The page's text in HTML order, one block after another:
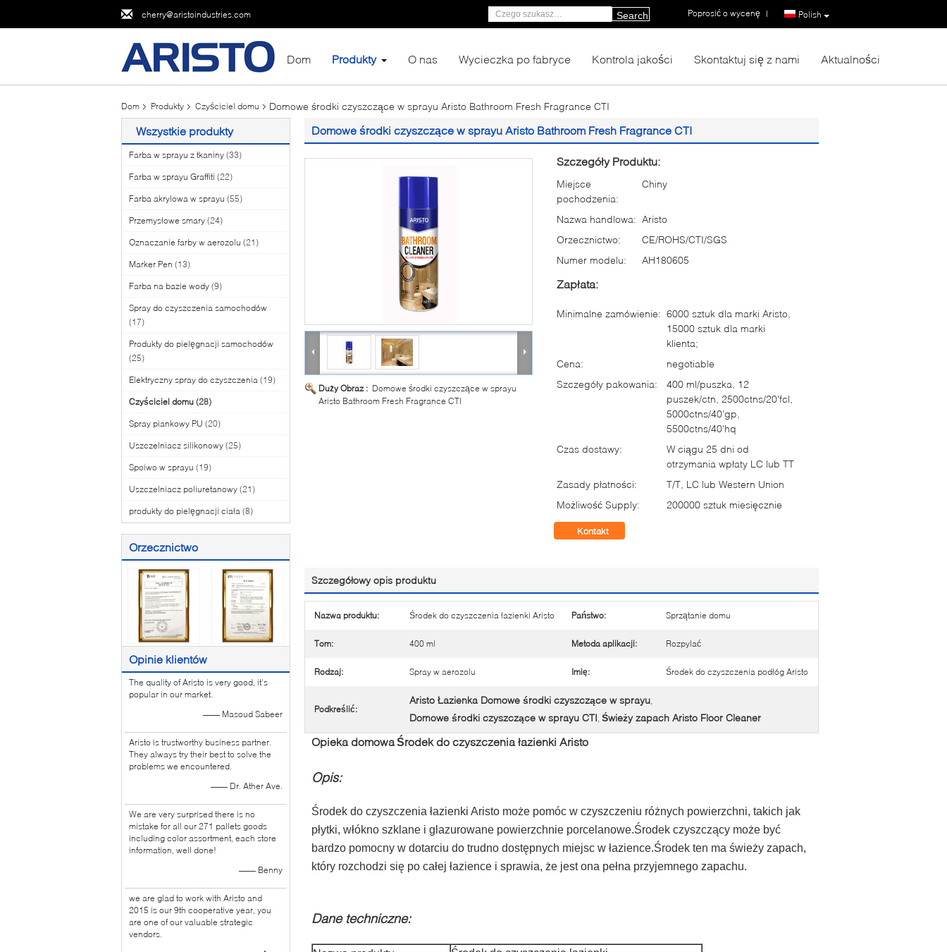
cherry@aristoindustries.com Polish
Poprosić o wycenę |
Search
Dom Produkty O nas Wycieczka po fabryce Kontrola jakości Skontaktuj się z nami Aktualności
Dom Produkty Czyściciel domu Domowe środki czyszczące w sprayu Aristo Bathroom Fresh Fragrance CTI
Wszystkie produkty
Farba w sprayu z tkaniny (33)
Farba w sprayu Graffiti (22)
Farba akrylowa w sprayu (55)
Przemysłowe smary (24)
Oznaczanie farby w aerozolu (21)
Marker Pen (13)
Farba na bazie wody (9)
Spray do czyszczenia samochodów
(17)
Produkty do pielęgnacji samochodów
(25)
Elektryczny spray do czyszczenia (19)
Czyściciel domu (28)
Spray piankowy PU (20)
Uszczelniacz silikonowy (25)
Spoiwo w sprayu (19)
Uszczelniacz poliuretanowy (21)
produkty do pielęgnacji ciała (8)
Orzecznictwo
Opinie klientów
The quality of Aristo is very good, it's
popular in our market.
—— Masoud Sabeer
Aristo is trustworthy business partner.
They always try their best to solve the
problems we encountered.
—— Dr. Ather Ave.
We are very surprised there is no
mistake for all our 271 pallets goods
including color assortment, each store
information, well done!
—— Benny
we are glad to work with Aristo and
2015 is our 9th cooperative year, you
are one of our valuable strategic
vendors.
Domowe środki czyszczące w sprayu Aristo Bathroom Fresh Fragrance CTI
Duży Obraz : Domowe środki czyszczące w sprayu
Aristo Bathroom Fresh Fragrance CTI
Szczegóły Produktu:
Miejsce
pochodzenia:
Chiny
Nazwa handlowa: Aristo
Orzecznictwo:
CE/ROHS/CTI/SGS
Numer modelu:
AH180605
Zapłata:
Minimalne zamówienie: 6000 sztuk dla marki Aristo,
15000 sztuk dla marki
klienta;
Cena:
negotiable
Szczegóły pakowania:
400 ml/puszka, 12
puszek/ctn, 2500ctns/20'fcl,
5000ctns/40'gp,
5500ctns/40'hq
Czas dostawy:
W ciągu 25 dni od
otrzymania wpłaty LC lub TT
Zasady płatności:
T/T, LC lub Western Union
Możliwość Supply:
200000 sztuk miesięcznie
Kontakt
Szczegółowy opis produktu
Nazwa produktu: Środek do czyszczenia łazienki Aristo Państwo: Sprzątanie domu
Tom: 400 ml Metoda aplikacji: Rozpylać
Rodzaj: Spray w aerozolu Imię: Środek do czyszczenia podłóg Aristo
Podkreślić:
Aristo Łazienka Domowe środki czyszczące w sprayu,
Domowe środki czyszczące w sprayu CTI, Świeży zapach Aristo Floor Cleaner
Opieka domowaŚrodek do czyszczenia łazienki Aristo
Opis:
Środek do czyszczenia łazienki Aristo może pomóc w czyszczeniu różnych powierzchni, takich jak
płytki, włókno szklane i glazurowane powierzchnie porcelanowe.Środek czyszczący może być
bardzo pomocny w dotarciu do trudno dostępnych miejsc w łazience.Środek ten ma świeży zapach,
który rozchodzi się po całej łazience i sprawia, że ​​jest ona pełna przyjemnego zapachu.
Dane techniczne: